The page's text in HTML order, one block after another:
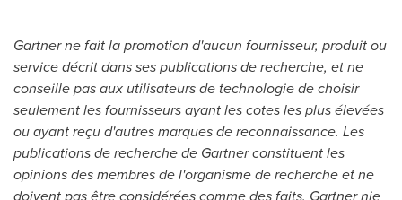
Gartner ne fait la promotion d'aucun fournisseur, produit ou
service décrit dans ses publications de recherche, et ne
conseille pas aux utilisateurs de technologie de choisir
seulement les fournisseurs ayant les cotes les plus élevées
ou ayant reçu d'autres marques de reconnaissance. Les
publications de recherche de Gartner constituent les
opinions des membres de l'organisme de recherche et ne